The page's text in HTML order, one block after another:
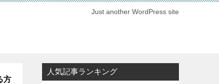
Just another WordPress site
方
人気記事ランキング